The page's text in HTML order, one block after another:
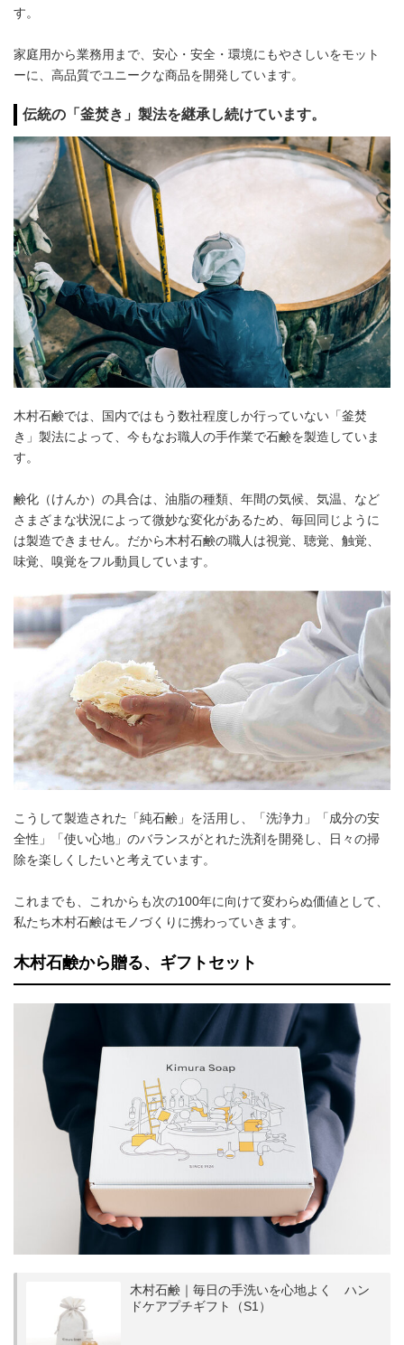
す。
家庭用から業務用まで、安心・安全・環境にもやさしいをモット
ーに、高品質でユニークな商品を開発しています。
伝統の「釜焚き」製法を継承し続けています。
木村石鹸では、国内ではもう数社程度しか行っていない「釜焚
き」製法によって、今もなお職人の手作業で石鹸を製造していま
す。
鹸化（けんか）の具合は、油脂の種類、年間の気候、気温、など
さまざまな状況によって微妙な変化があるため、毎回同じように
は製造できません。だから木村石鹸の職人は視覚、聴覚、触覚、
味覚、嗅覚をフル動員しています。
こうして製造された「純石鹸」を活用し、「洗浄力」「成分の安
全性」「使い心地」のバランスがとれた洗剤を開発し、日々の掃
除を楽しくしたいと考えています。
これまでも、これからも次の100年に向けて変わらぬ価値として、
私たち木村石鹸はモノづくりに携わっていきます。
木村石鹸から贈る、ギフトセット
木村石鹸｜毎日の手洗いを心地よく ハン
ドケアプチギフト（S1）